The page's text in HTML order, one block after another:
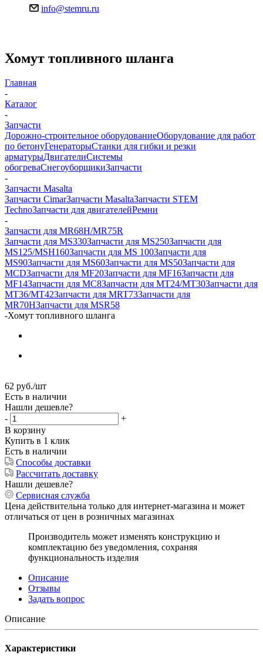
info@stemru.ru
Хомут топливного шланга
Главная
-
Каталог
-
Запчасти
Дорожно-строительное оборудованиеОборудование для работ
по бетонуГенераторыСтанки для гибки и резки
арматурыДвигателиСистемы
обогреваСнегоуборщикиЗапчасти
-
Запчасти Masalta
Запчасти CimarЗапчасти MasaltaЗапчасти STEM
TechnoЗапчасти для двигателейРемни
-
Запчасти для MR68H/MR75R
Запчасти для MS330Запчасти для MS250Запчасти для
MS125/MSH160Запчасти для MS 100Запчасти для
MS90Запчасти для MS60Запчасти для MS50Запчасти для
MCDЗапчасти для MF20Запчасти для MF16Запчасти для
MF14Запчасти для MC8Запчасти для MT24/MT30Запчасти для
MT36/MT42Запчасти для MRT73Запчасти для
MR70HЗапчасти для MSR58
-Хомут топливного шланга
62 руб./шт
Есть в наличии
Нашли дешевле?
-
+
В корзину
Купить в 1 клик
Есть в наличии
Способы доставки
Рассчитать доставку
Нашли дешевле?
Сервисная служба
Цена действительна только для интернет-магазина и может
отличаться от цен в розничных магазинах
Производитель может изменять конструкцию и
комплектацию без уведомления, сохраняя
функциональность изделия
Описание
Отзывы
Задать вопрос
Описание
Характеристики